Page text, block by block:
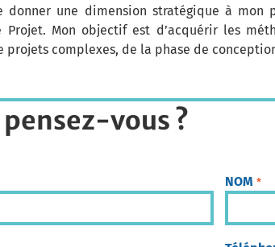
donner une dimension stratégique à mon
Projet. Mon objectif est d’acquérir les
projets complexes, de la phase de
vous ?
NOM *